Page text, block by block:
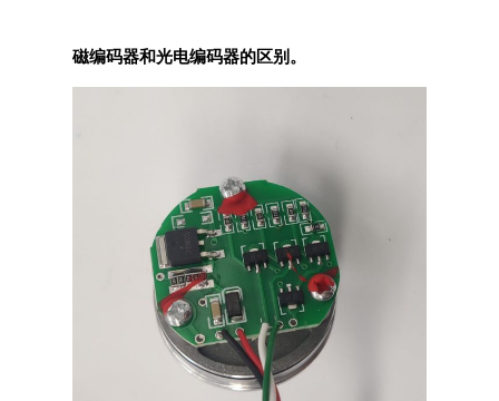
磁编码器和光电编码器的区别。